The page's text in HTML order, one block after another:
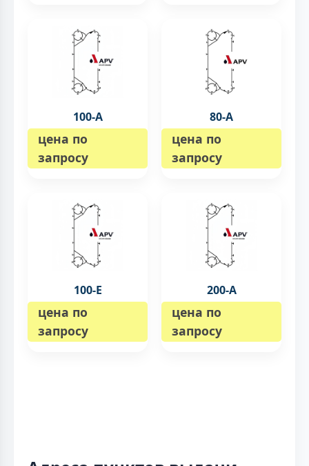
100-А
цена по
запросу
80-A
цена по
запросу
100-E
цена по
запросу
200-А
цена по
запросу